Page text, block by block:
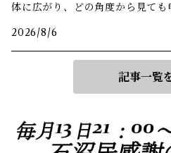
体に広がり、どの角度から見ても
しさ
2026/8/6
記事一覧